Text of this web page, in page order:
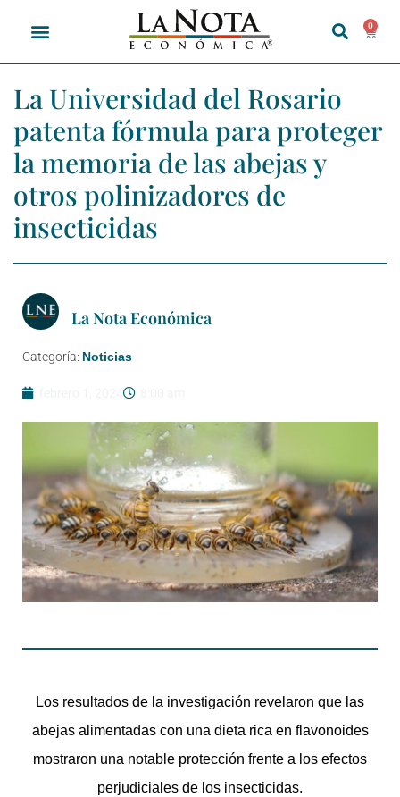
0
La Universidad del Rosario
patenta fórmula para proteger
la memoria de las abejas y
otros polinizadores de
insecticidas
La Nota Económica
Categoría: Noticias
Los resultados de la investigación revelaron que las
abejas alimentadas con una dieta rica en flavonoides
mostraron una notable protección frente a los efectos
perjudiciales de los insecticidas.